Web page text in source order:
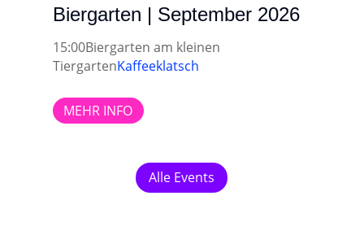
Biergarten | September 2026
15:00Biergarten am kleinen
TiergartenKaffeeklatsch
MEHR INFO
Alle Events